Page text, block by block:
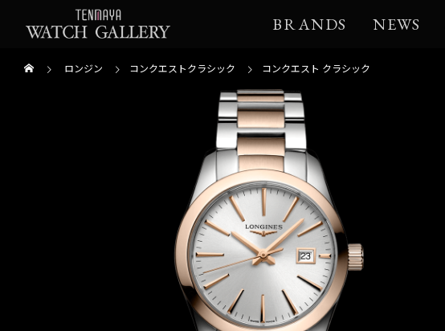
BRANDS NEWS
ロンジン コンクエストクラシック コンクエスト クラシック